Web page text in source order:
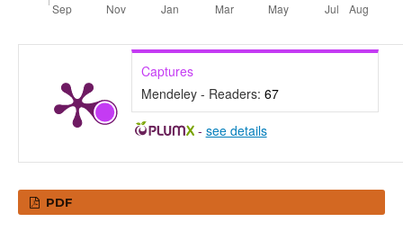
Captures
Mendeley - Readers: 67
- see details
PDF